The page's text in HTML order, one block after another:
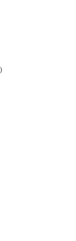
wird deutlich:
von
verlieren am